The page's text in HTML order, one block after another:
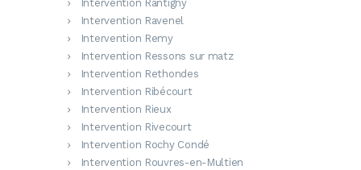
Intervention Rantigny
Intervention Ravenel
Intervention Remy
Intervention Ressons sur matz
Intervention Rethondes
Intervention Ribécourt
Intervention Rieux
Intervention Rivecourt
Intervention Rochy Condé
Intervention Rouvres-en-Multien